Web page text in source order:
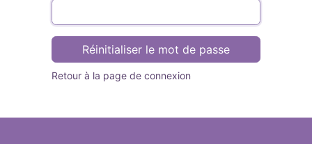
Réinitialiser le mot de passe
Retour à la page de connexion